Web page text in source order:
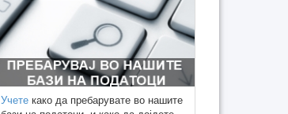
Учете како да пребарувате во нашите